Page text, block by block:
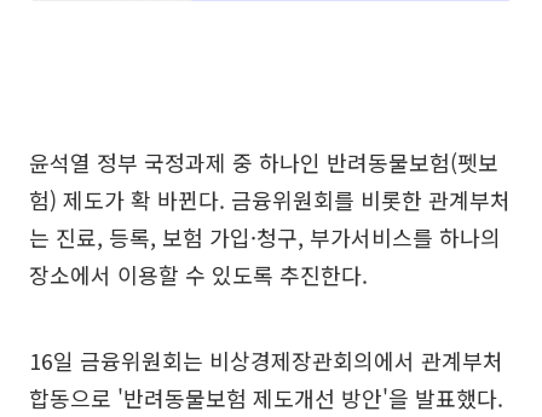
윤석열 정부 국정과제 중 하나인 반려동물보험(펫보
험) 제도가 확 바뀐다. 금융위원회를 비롯한 관계부처
는 진료, 등록, 보험 가입·청구, 부가서비스를 하나의
장소에서 이용할 수 있도록 추진한다.
16일 금융위원회는 비상경제장관회의에서 관계부처
합동으로 '반려동물보험 제도개선 방안'을 발표했다.